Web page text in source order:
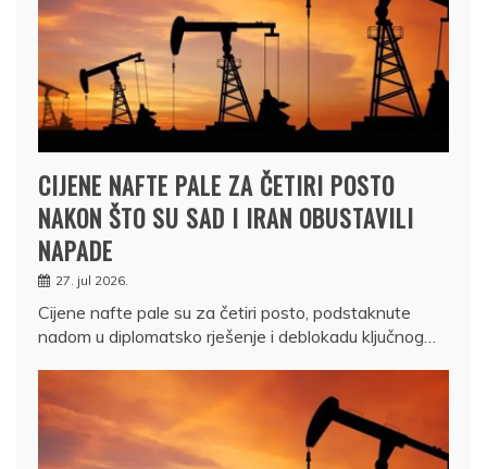
CIJENE NAFTE PALE ZA ČETIRI POSTO
NAKON ŠTO SU SAD I IRAN OBUSTAVILI
NAPADE
27. jul 2026.
Cijene nafte pale su za četiri posto, podstaknute
nadom u diplomatsko rješenje i deblokadu ključnog…